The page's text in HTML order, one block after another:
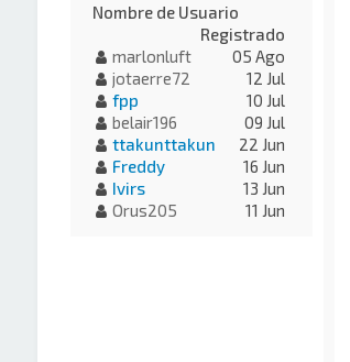
Nombre de Usuario
Registrado
marlonluft
05 Ago
jotaerre72
12 Jul
fpp
10 Jul
belair196
09 Jul
ttakunttakun
22 Jun
Freddy
16 Jun
Ivirs
13 Jun
Orus205
11 Jun